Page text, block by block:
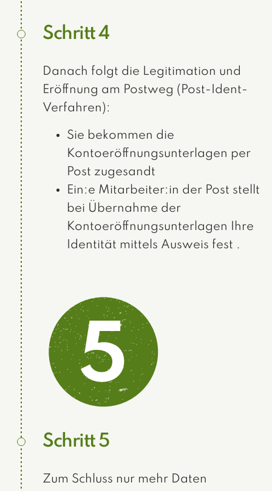
Schritt 4
Danach folgt die Legitimation und
Eröffnung am Postweg (Post-Ident-
Verfahren):
Sie bekommen die
Kontoeröffnungsunterlagen per
Post zugesandt
Ein:e Mitarbeiter:in der Post stellt
bei Übernahme der
Kontoeröffnungsunterlagen Ihre
Identität mittels Ausweis fest .
Schritt 5
Zum Schluss nur mehr Daten